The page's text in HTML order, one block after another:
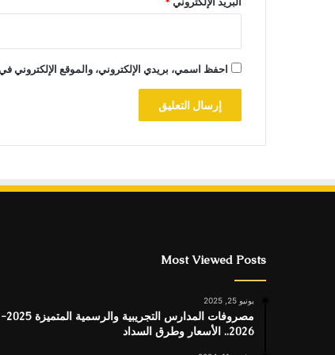
احفظ اسمي، بريدي الإلكتروني، والموقع الإلكتروني
Most Viewed Posts
يونيو 25, 2025
مصروفات المدارس التجريبية والرسمية المتميزة 2025-
2026.. الأسعار وطرق السداد